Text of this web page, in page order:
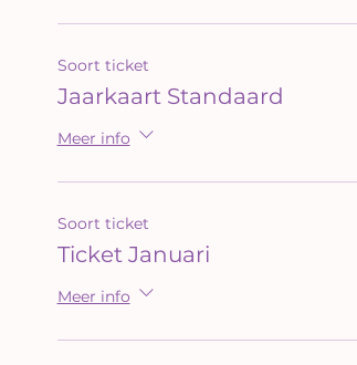
Soort ticket
Jaarkaart Standaard
Meer info
Soort ticket
Ticket Januari
Meer info